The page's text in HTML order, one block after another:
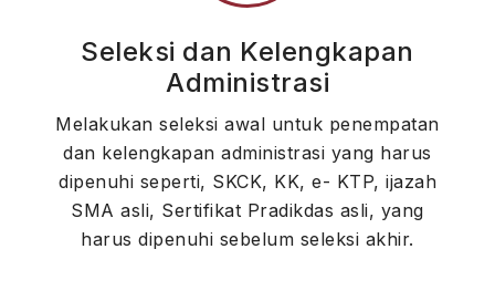
Seleksi dan Kelengkapan
Administrasi
Melakukan seleksi awal untuk penempatan
dan kelengkapan administrasi yang harus
dipenuhi seperti, SKCK, KK, e- KTP, ijazah
SMA asli, Sertifikat Pradikdas asli, yang
harus dipenuhi sebelum seleksi akhir.